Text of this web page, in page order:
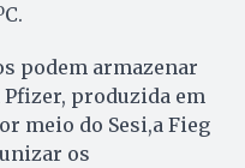
podem armazenar
Pfizer, produzida em
meio do Sesi,a Fieg
os